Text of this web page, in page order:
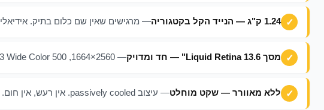
1.24 ק"ג — הנייד הקל בקטגוריה — מרגישים שאין שם כלום בתיק.
מסך Liquid Retina 13.6" — חד ומדויק — 2560×1664, 500 nits, P3 Wide Color. צבעים מדויקים לעיצוב, עריכה וצפייה.
ללא מאוורר — שקט מוחלט— עיצוב passively cooled. אין רעש, אין חום. עובד שקט גם תחת עומס.